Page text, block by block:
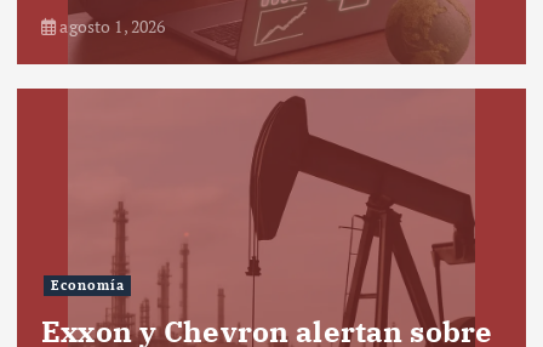
agosto 1, 2026
Economía
Exxon y Chevron alertan sobre